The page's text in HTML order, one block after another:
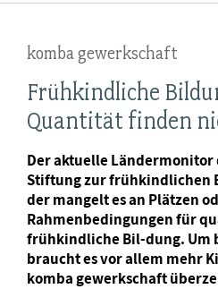
komba gewerkschaft
Frühkindliche
Quantität finden
Der aktuelle Ländermonitor
Stiftung zur frühkindlichen
der mangelt es an Plätzen
Rahmenbedingungen für
frühkindliche Bil-dung. Um
braucht es vor allem mehr
komba gewerkschaft